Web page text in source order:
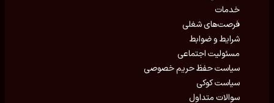
خدمات
فرصت‌های شغلی
شرایط و ضوابط
مسئولیت اجتماعی
سیاست حفظ حریم خصوصی
سیاست کوکی
سوالات متداول